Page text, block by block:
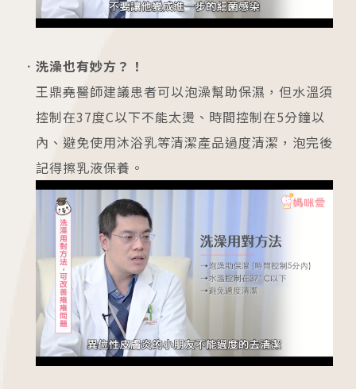
洗澡也有妙方？！
王鼎堯醫師建議患者可以泡澡幫助保濕，但水溫須
控制在37度C以下不能太燙、時間控制在5分鐘以
內、避免使用沐浴乳等清潔產品過度清潔，泡完後
記得擦乳液保養。